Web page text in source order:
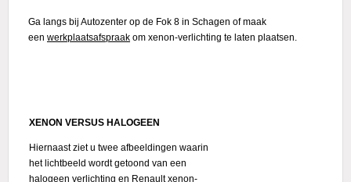
Ga langs bij Autozenter op de Fok 8 in Schagen of maak
een werkplaatsafspraak om xenon-verlichting te laten plaatsen.
XENON VERSUS HALOGEEN
Hiernaast ziet u twee afbeeldingen waarin
het lichtbeeld wordt getoond van een
halogeen verlichting en Renault xenon-